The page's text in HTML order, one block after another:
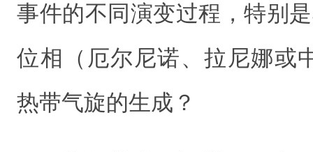
事件的不同演变过程，特别
位相（厄尔尼诺、拉尼娜或
热带气旋的生成？